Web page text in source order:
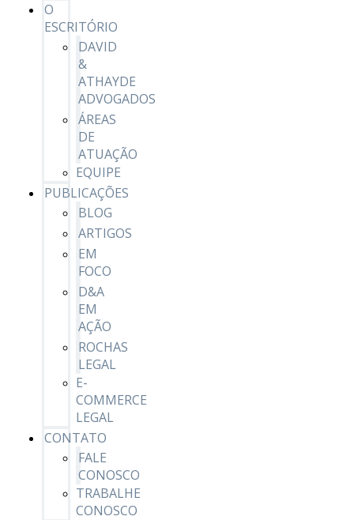
O
ESCRITÓRIO
DAVID
&
ATHAYDE
ADVOGADOS
ÁREAS
DE
ATUAÇÃO
EQUIPE
PUBLICAÇÕES
BLOG
ARTIGOS
EM
FOCO
D&A
EM
AÇÃO
ROCHAS
LEGAL
E-
COMMERCE
LEGAL
CONTATO
FALE
CONOSCO
TRABALHE
CONOSCO